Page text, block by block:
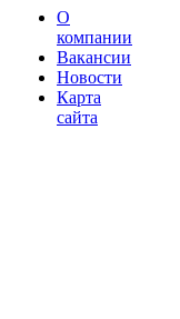
О
компании
Вакансии
Новости
Карта
сайта